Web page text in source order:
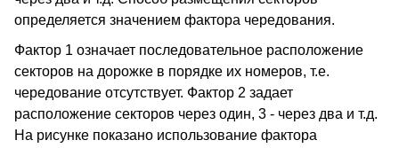
определяется значением фактора чередования.
Фактор 1 означает последовательное расположение
секторов на дорожке в порядке их номеров, т.е.
чередование отсутствует. Фактор 2 задает
расположение секторов через один, 3 - через два и т.д.
На рисунке показано использование фактора